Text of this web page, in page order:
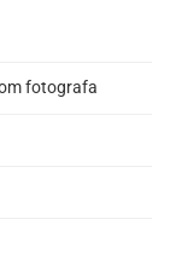
fotografa